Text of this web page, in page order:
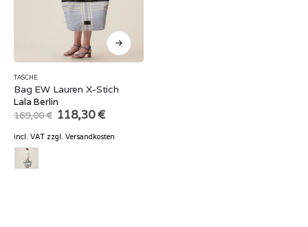
TASCHE
Bag EW Lauren X-Stich
Lala Berlin
169,00€ Original
price
was:
169,00 €.
118,30€Current
is:
incl. VAT zzgl. Versandkosten